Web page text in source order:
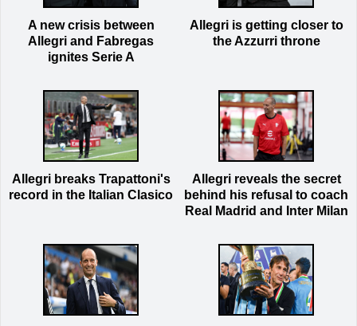
Allegri is getting closer to
the Azzurri throne
A new crisis between
Allegri and Fabregas
ignites Serie A
Allegri reveals the secret
behind his refusal to coach
Real Madrid and Inter Milan
Allegri breaks Trapattoni's
record in the Italian Clasico